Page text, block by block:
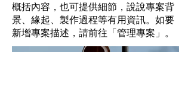
概括內容，也可提供細節，說說專案背
景、緣起、製作過程等有用資訊。如要
新增專案描述，請前往「管理專案」。